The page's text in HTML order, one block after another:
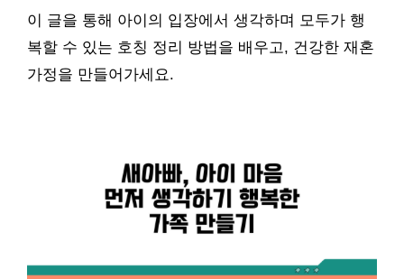
이 글을 통해 아이의 입장에서 생각하며 모두가 행
복할 수 있는 호칭 정리 방법을 배우고, 건강한 재혼
가정을 만들어가세요.